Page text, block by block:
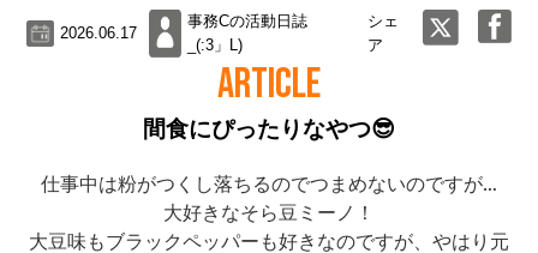
2026.06.17
事務Cの活動日誌
_(:3」L)
シェ
ア
ARTICLE
間食にぴったりなやつ😎